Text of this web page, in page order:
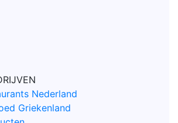
Nederland
Griekenland